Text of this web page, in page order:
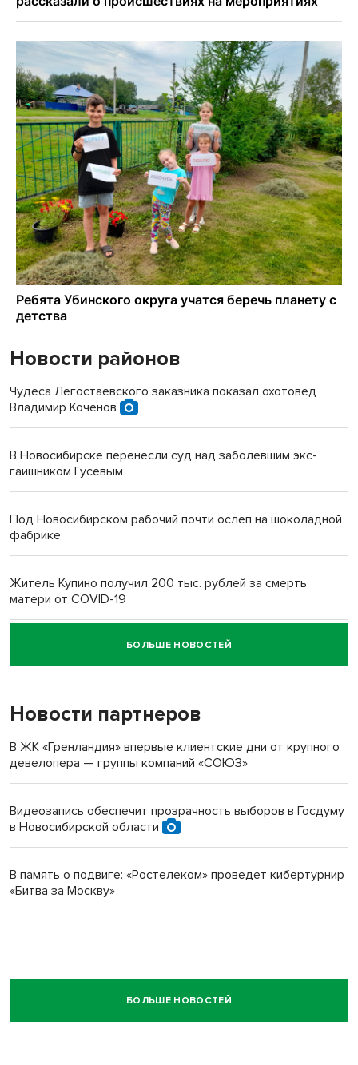
Новости районов
Чудеса Легостаевского заказника показал охотовед
Владимир Коченов
В Новосибирске перенесли суд над заболевшим экс-
гаишником Гусевым
Под Новосибирском рабочий почти ослеп на шоколадной
фабрике
Житель Купино получил 200 тыс. рублей за смерть
матери от COVID-19
Новосибирский суд наказал водителя за смерть
пенсионерки на вокзале
БОЛЬШЕ НОВОСТЕЙ
Новости партнеров
В ЖК «Гренландия» впервые клиентские дни от крупного
девелопера — группы компаний «СОЮЗ»
Видеозапись обеспечит прозрачность выборов в Госдуму
в Новосибирской области
В память о подвиге: «Ростелеком» проведет кибертурнир
«Битва за Москву»
БОЛЬШЕ НОВОСТЕЙ